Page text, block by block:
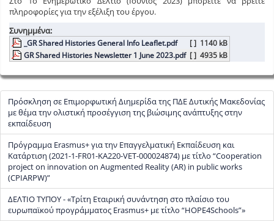
πληροφορίες για την εξέλιξη του έργου.
Συνημμένα:
_GR Shared Histories General Info Leaflet.pdf [ ] 1140 kB
GR Shared Histories Newsletter 1 June 2023.pdf [ ] 4935 kB
Πρόσκληση σε Επιμορφωτική Διημερίδα της ΠΔΕ Δυτικής Μακεδονίας
με θέμα την ολιστική προσέγγιση της βιώσιμης ανάπτυξης στην
εκπαίδευση
Πρόγραμμα Erasmus+ για την Επαγγελματική Εκπαίδευση και
Κατάρτιση (2021-1-FR01-KA220-VET-000024874) με τίτλο “Cooperation
project on innovation on Augmented Reality (AR) in public works
(CPIARPW)”
ΔΕΛΤΙΟ ΤΥΠΟΥ - «Τρίτη Εταιρική συνάντηση στο πλαίσιο του
ευρωπαϊκού προγράμματος Erasmus+ με τίτλο “HOPE4Schools”»